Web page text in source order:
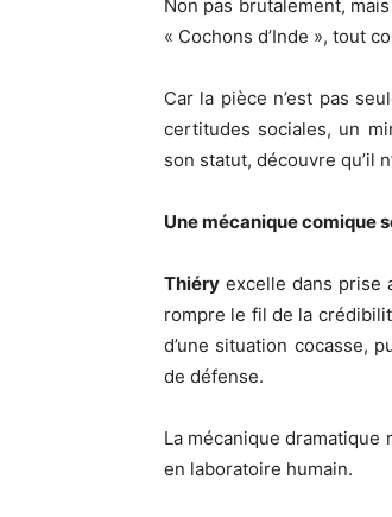
Non pas brutalement,
« Cochons d’Inde », tout
Car la pièce n’est pas
certitudes sociales, un
son statut, découvre qu’il
Une mécanique comique
Thiéry excelle dans prise
rompre le fil de la
d’une situation cocasse,
de défense.
La mécanique dramatique
en laboratoire humain.